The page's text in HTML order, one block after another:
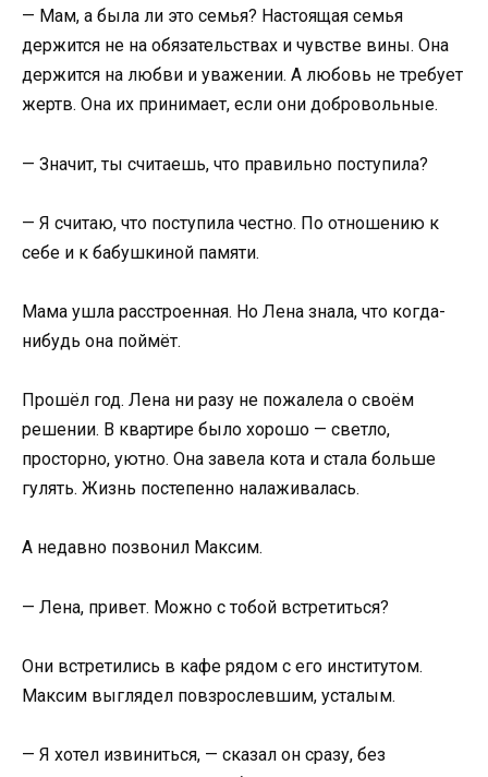
— Мам, а была ли это семья? Настоящая семья
держится не на обязательствах и чувстве вины. Она
держится на любви и уважении. А любовь не требует
жертв. Она их принимает, если они добровольные.
— Значит, ты считаешь, что правильно поступила?
— Я считаю, что поступила честно. По отношению к
себе и к бабушкиной памяти.
Мама ушла расстроенная. Но Лена знала, что когда-
нибудь она поймёт.
Прошёл год. Лена ни разу не пожалела о своём
решении. В квартире было хорошо — светло,
просторно, уютно. Она завела кота и стала больше
гулять. Жизнь постепенно налаживалась.
А недавно позвонил Максим.
— Лена, привет. Можно с тобой встретиться?
Они встретились в кафе рядом с его институтом.
Максим выглядел повзрослевшим, усталым.
— Я хотел извиниться, — сказал он сразу, без